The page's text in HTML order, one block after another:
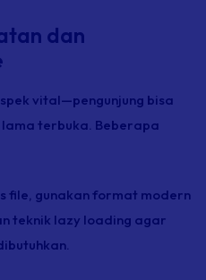
dan
vital—pengunjung bisa
terbuka. Beberapa
file, gunakan format modern
teknik lazy loading agar